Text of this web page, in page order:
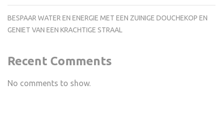
BESPAAR WATER EN ENERGIE MET EEN ZUINIGE DOUCHEKOP EN
GENIET VAN EEN KRACHTIGE STRAAL
Recent Comments
No comments to show.